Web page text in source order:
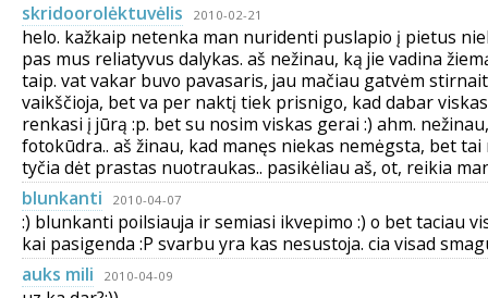
skridoorolėktuvėlis
2010-02-21
helo. kažkaip netenka man nuridenti puslapio į pietus
pas mus reliatyvus dalykas. aš nežinau, ką jie vadina
taip. vat vakar buvo pavasaris, jau mačiau gatvėm
vaikščioja, bet va per naktį tiek prisnigo, kad dabar
renkasi į jūrą :p. bet su nosim viskas gerai :) ahm.
fotokūdra.. aš žinau, kad manęs niekas nemėgsta, bet
tyčia dėt prastas nuotraukas.. pasikėliau aš, ot, reikia
blunkanti
2010-04-07
:) blunkanti poilsiauja ir semiasi ikvepimo :) o bet taciau
kai pasigenda :P svarbu yra kas nesustoja. cia visad
auks mili
2010-04-09